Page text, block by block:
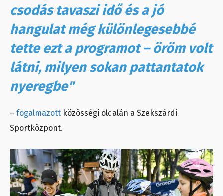
csodás tavaszi idő és a jó
hangulat még különlegesebbé
tette ezt a programot – öröm volt
látni, milyen sokan pattantatok
nyeregbe"
– fogalmazott közösségi oldalán a Szekszárdi
Sportközpont.